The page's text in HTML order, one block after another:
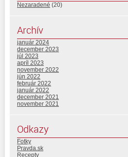
Nezaradené (20)
Archív
január 2024
december 2023
júl 2023
apríl 2023
november 2022
jún 2022
február 2022
január 2022
december 2021
november 2021
Odkazy
Fotky
Pravda.sk
Recepty